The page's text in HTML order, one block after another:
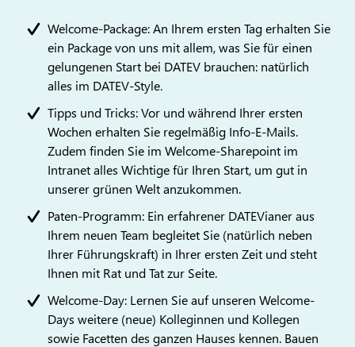
Welcome-Package: An Ihrem ersten Tag erhalten Sie
ein Package von uns mit allem, was Sie für einen
gelungenen Start bei DATEV brauchen: natürlich
alles im DATEV-Style.
Tipps und Tricks: Vor und während Ihrer ersten
Wochen erhalten Sie regelmäßig Info-E-Mails.
Zudem finden Sie im Welcome-Sharepoint im
Intranet alles Wichtige für Ihren Start, um gut in
unserer grünen Welt anzukommen.
Paten-Programm: Ein erfahrener DATEVianer aus
Ihrem neuen Team begleitet Sie (natürlich neben
Ihrer Führungskraft) in Ihrer ersten Zeit und steht
Ihnen mit Rat und Tat zur Seite.
Welcome-Day: Lernen Sie auf unseren Welcome-
Days weitere (neue) Kolleginnen und Kollegen
sowie Facetten des ganzen Hauses kennen. Bauen